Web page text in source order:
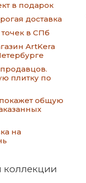
в подарок
доставка
в СПб
ArtKera
плитку по
общую
на
коллекции